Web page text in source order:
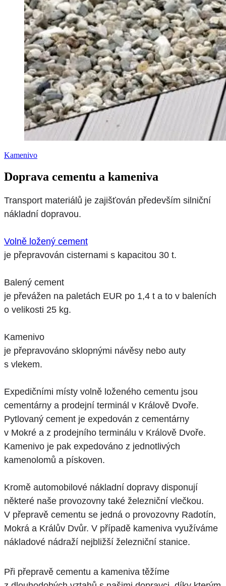
Kamenivo
Doprava cementu a kameniva
Transport materiálů je zajišťován především silniční
nákladní dopravou.
Volně ložený cement
je přepravován cisternami s kapacitou 30 t.
Balený cement
je převážen na paletách EUR po 1,4 t a to v baleních
o velikosti 25 kg.
Kamenivo
je přepravováno sklopnými návěsy nebo auty
s vlekem.
Expedičními místy volně loženého cementu jsou
cementárny a prodejní terminál v Králově Dvoře.
Pytlovaný cement je expedován z cementárny
v Mokré a z prodejního terminálu v Králově Dvoře.
Kamenivo je pak expedováno z jednotlivých
kamenolomů a pískoven.
Kromě automobilové nákladní dopravy disponují
některé naše provozovny také železniční vlečkou.
V přepravě cementu se jedná o provozovny Radotín,
Mokrá a Králův Dvůr. V případě kameniva využíváme
nákladové nádraží nejbližší železniční stanice.
Při přepravě cementu a kameniva těžíme